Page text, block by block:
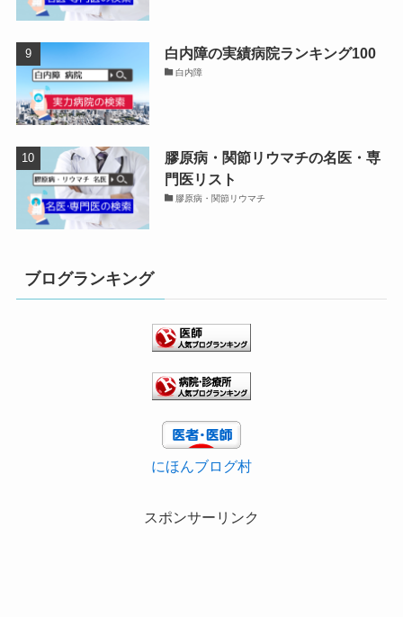
白内障の実績病院ランキング100
白内障
膠原病・関節リウマチの名医・専
門医リスト
膠原病・関節リウマチ
ブログランキング
にほんブログ村
スポンサーリンク